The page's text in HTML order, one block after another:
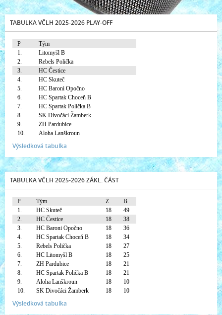
TABULKA VČLH 2025-2026 PLAY-OFF
P
Tým
1.
Litomyšl B
2.
Rebels Polička
3.
HC Čestice
4.
HC Skuteč
5.
HC Baroni Opočno
6.
HC Spartak Choceň B
7.
HC Spartak Polička B
8.
SK Divočáci Žamberk
9.
ZH Pardubice
10.
Aloha Lanškroun
Výsledková tabulka
TABULKA VČLH 2025-2026 ZÁKL. ČÁST
P Tým Z
B
1.
HC Skuteč 18
49
2.
HC Čestice 18
38
3.
HC Baroni Opočno 18
36
4.
HC Spartak Choceň B 18
34
5.
Rebels Polička 18
27
6.
HC Litomyšl B 18
25
7.
ZH Pardubice 18
21
8.
HC Spartak Polička B 18
21
9.
Aloha Lanškroun 18
10
10.
SK Divočáci Žamberk 18 10
Výsledková tabulka